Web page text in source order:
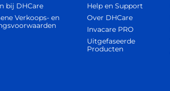
bij DHCare
Verkoops- en
Help en Support
Over DHCare
Invacare PRO
Uitgefaseerde
Producten